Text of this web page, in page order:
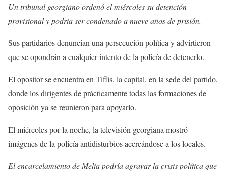
Un tribunal georgiano ordenó el miércoles su detención
provisional y podria ser condenado a nueve años de prisión.
Sus partidarios denuncian una persecución política y advirtieron
que se opondrán a cualquier intento de la policía de detenerlo.
El opositor se encuentra en Tiflis, la capital, en la sede del partido,
donde los dirigentes de prácticamente todas las formaciones de
oposición ya se reunieron para apoyarlo.
El miércoles por la noche, la televisión georgiana mostró
imágenes de la policía antidisturbios acercándose a los locales.
El encarcelamiento de Melia podría agravar la crisis política que